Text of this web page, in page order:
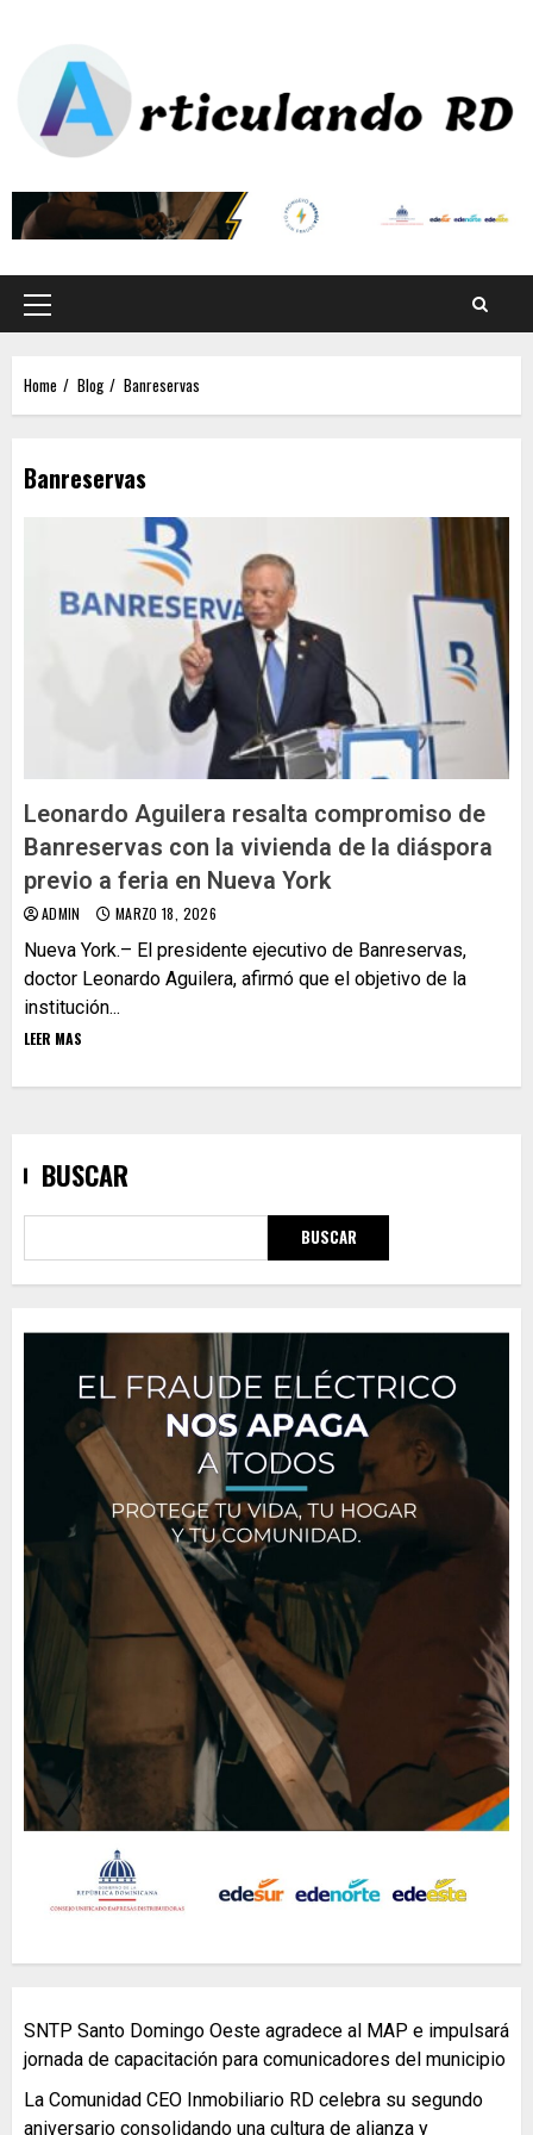
Home Blog Banreservas
Banreservas
Leonardo Aguilera resalta compromiso de
Banreservas con la vivienda de la diáspora
previo a feria en Nueva York
ADMIN MARZO 18, 2026
Nueva York.– El presidente ejecutivo de Banreservas,
doctor Leonardo Aguilera, afirmó que el objetivo de la
institución...
LEER MAS
BUSCAR
BUSCAR
SNTP Santo Domingo Oeste agradece al MAP e impulsará
jornada de capacitación para comunicadores del municipio
La Comunidad CEO Inmobiliario RD celebra su segundo
aniversario consolidando una cultura de alianza y